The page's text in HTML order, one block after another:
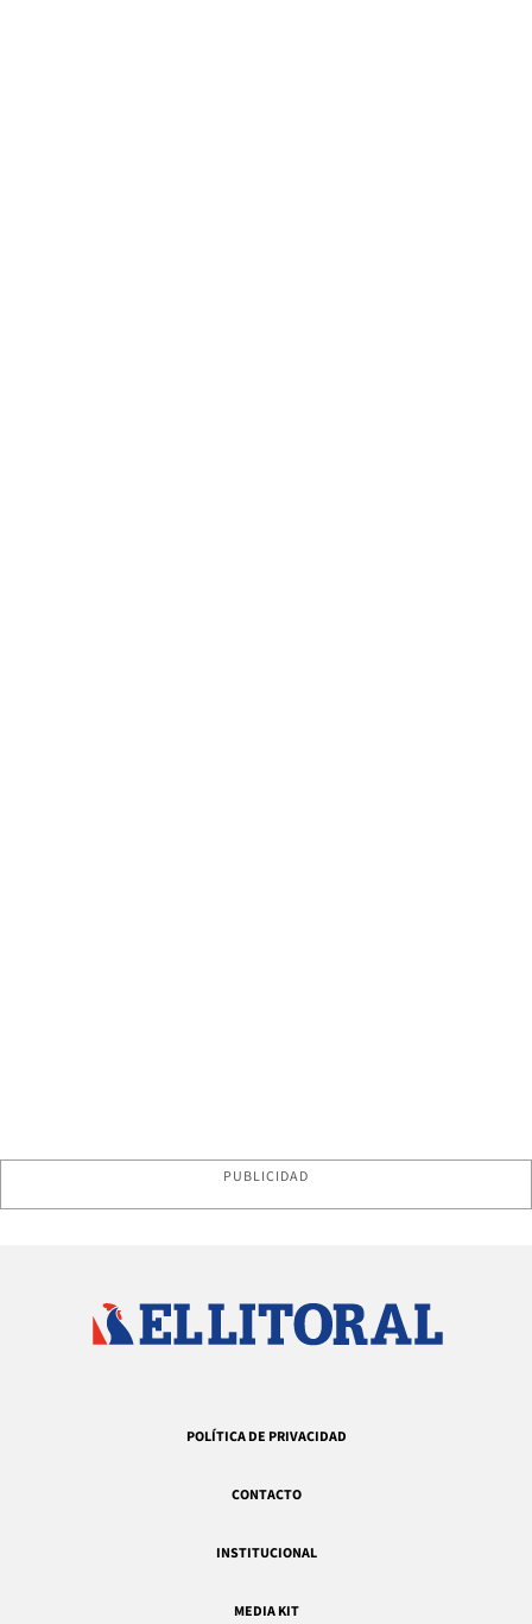
PUBLICIDAD
POLÍTICA DE PRIVACIDAD
CONTACTO
INSTITUCIONAL
MEDIA KIT